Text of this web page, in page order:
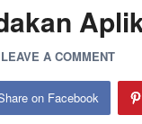
LEAVE A COMMENT
on Facebook